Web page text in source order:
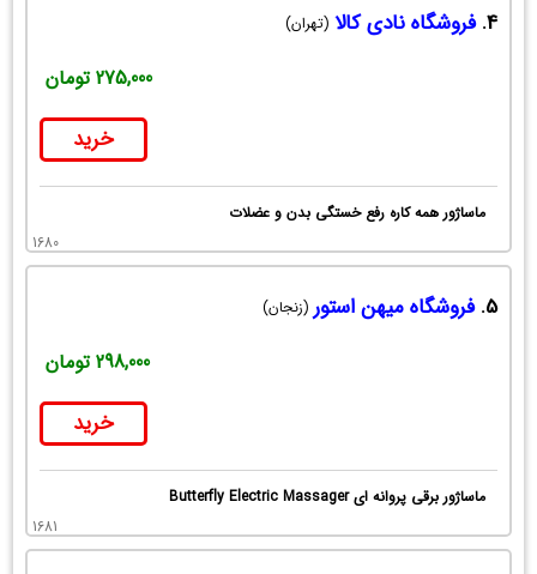
4. فروشگاه نادی کالا (تهران)
275,000 تومان
خرید
ماساژور همه کاره رفع خستگی بدن و عضلات
1680
5. فروشگاه میهن استور (زنجان)
298,000 تومان
خرید
ماساژور برقی پروانه ای Butterfly Electric Massager
1681